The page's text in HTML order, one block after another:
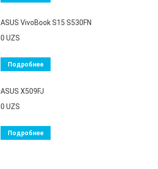
ASUS VivoBook S15 S530FN
0 UZS
Подробнее
ASUS X509FJ
0 UZS
Подробнее